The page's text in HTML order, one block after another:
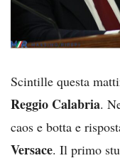
Scintille questa
Reggio Calabria.
caos e botta e
Versace. Il primo